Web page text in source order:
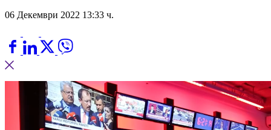
06 Декември 2022 13:33 ч.